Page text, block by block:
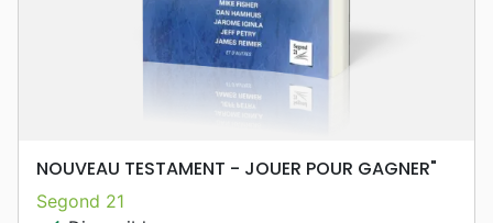
NOUVEAU TESTAMENT - JOUER POUR GAGNER"
Segond 21